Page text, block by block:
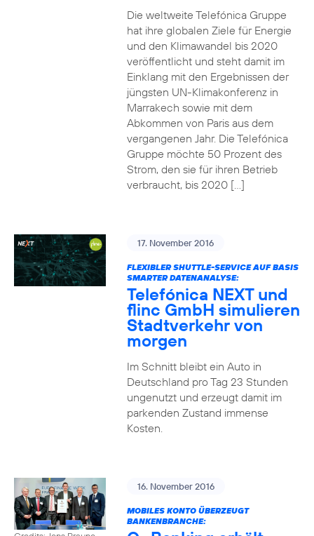
Die weltweite Telefónica Gruppe
hat ihre globalen Ziele für Energie
und den Klimawandel bis 2020
veröffentlicht und steht damit im
Einklang mit den Ergebnissen der
jüngsten UN-Klimakonferenz in
Marrakech sowie mit dem
Abkommen von Paris aus dem
vergangenen Jahr. Die Telefónica
Gruppe möchte 50 Prozent des
Strom, den sie für ihren Betrieb
verbraucht, bis 2020 […]
17. November 2016
FLEXIBLER SHUTTLE-SERVICE AUF BASIS
SMARTER DATENANALYSE:
Telefónica NEXT und
flinc GmbH simulieren
Stadtverkehr von
morgen
Im Schnitt bleibt ein Auto in
Deutschland pro Tag 23 Stunden
ungenutzt und erzeugt damit im
parkenden Zustand immense
Kosten.
16. November 2016
MOBILES KONTO ÜBERZEUGT
BANKENBRANCHE: